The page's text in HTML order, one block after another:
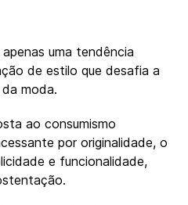
uma tendência
de estilo que desafia a
moda.
ao consumismo
por originalidade, o
e funcionalidade,